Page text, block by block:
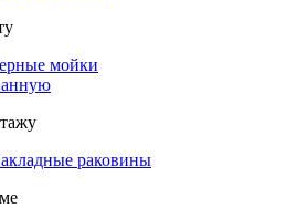
мойки
раковины